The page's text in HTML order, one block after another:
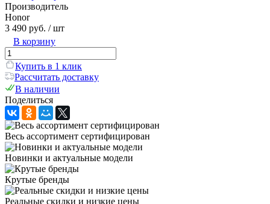
Производитель
Honor
3 490 руб. / шт
В корзину
Купить в 1 клик
Рассчитать доставку
В наличии
Поделиться
Весь ассортимент сертифицирован
Новинки и актуальные модели
Крутые бренды
Реальные скидки и низкие цены